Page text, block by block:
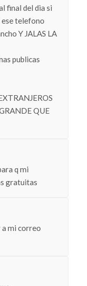
final del dia si
ese telefono
Y JALAS LA
publicas
QUE
q mi
gratuitas
a mi correo